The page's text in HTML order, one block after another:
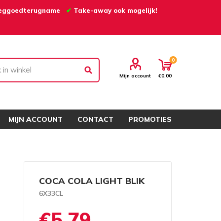
✔ Take-away ook mogelijk!
Mijn account
0
€0,00
MIJN ACCOUNT CONTACT PROMOTIES
COCA COLA LIGHT BLIK
6X33CL